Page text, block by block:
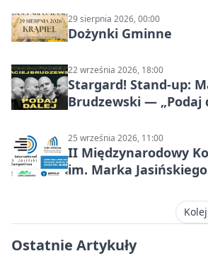
29 sierpnia 2026, 00:00
Dożynki Gminne
22 września 2026, 18:00
Stargard! Stand-up:
Brudzewski — „Podaj
25 września 2026, 11:00
II Międzynarodowy
im. Marka
Ostatnie Artykuły